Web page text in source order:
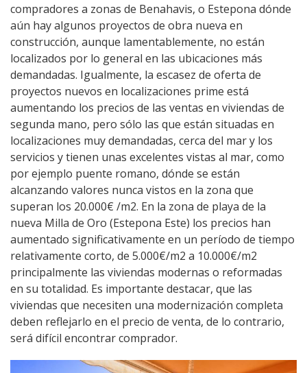
compradores a zonas de Benahavis, o Estepona dónde
aún hay algunos proyectos de obra nueva en
construcción, aunque lamentablemente, no están
localizados por lo general en las ubicaciones más
demandadas. Igualmente, la escasez de oferta de
proyectos nuevos en localizaciones prime está
aumentando los precios de las ventas en viviendas de
segunda mano, pero sólo las que están situadas en
localizaciones muy demandadas, cerca del mar y los
servicios y tienen unas excelentes vistas al mar, como
por ejemplo puente romano, dónde se están
alcanzando valores nunca vistos en la zona que
superan los 20.000€ /m2. En la zona de playa de la
nueva Milla de Oro (Estepona Este) los precios han
aumentado significativamente en un período de tiempo
relativamente corto, de 5.000€/m2 a 10.000€/m2
principalmente las viviendas modernas o reformadas
en su totalidad. Es importante destacar, que las
viviendas que necesiten una modernización completa
deben reflejarlo en el precio de venta, de lo contrario,
será difícil encontrar comprador.